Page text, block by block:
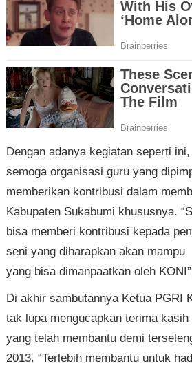
Dengan adanya kegiatan seperti
semoga organisasi guru yang
memberikan kontribusi dalam
Kabupaten Sukabumi khususnya.
bisa memberi kontribusi kepada
seni yang diharapkan akan
yang bisa dimanpaatkan oleh
Di akhir sambutannya Ketua PGRI
tak lupa mengucapkan terima
yang telah membantu demi
2013. “Terlebih membantu untuk